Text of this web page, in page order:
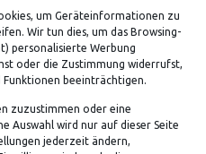
um Geräteinformationen zu
Wir tun dies, um das Browsing-
personalisierte Werbung
oder die Zustimmung widerrufst,
Funktionen beeinträchtigen.
zuzustimmen oder eine
Auswahl wird nur auf dieser Seite
jederzeit ändern,